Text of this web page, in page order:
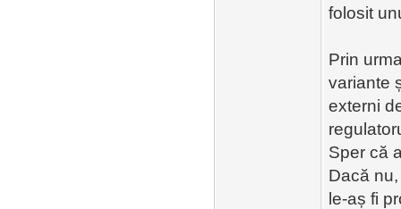
folosit
Prin
variante
externi
Sper că
Dacă
le-aș fi